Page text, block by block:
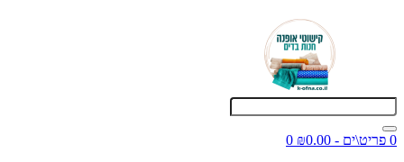
0 פריט\ים - ₪0.00
0